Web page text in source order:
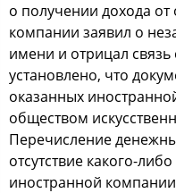
о получении дохода
компании заявил о
имени и отрицал
установлено, что
оказанных
обществом
Перечисление
отсутствие какого-
иностранной